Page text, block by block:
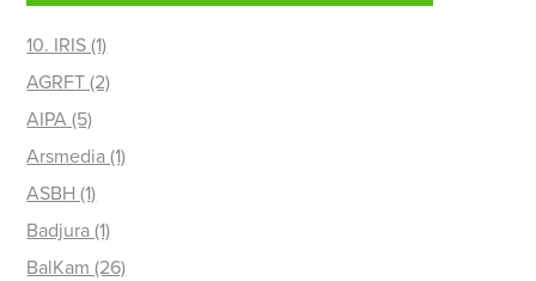
10. IRIS (1)
AGRFT (2)
AIPA (5)
Arsmedia (1)
ASBH (1)
Badjura (1)
BalKam (26)